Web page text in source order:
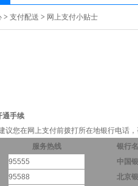
> 支付配送 > 网上支付小贴士
通手续
议您在网上支付前拨打所在地银行电话
服务热线 银行
95555 中国
95588 北京